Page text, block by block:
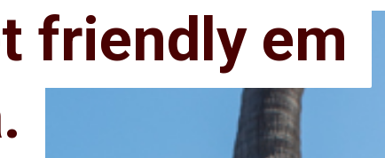
friendly em
friendly em